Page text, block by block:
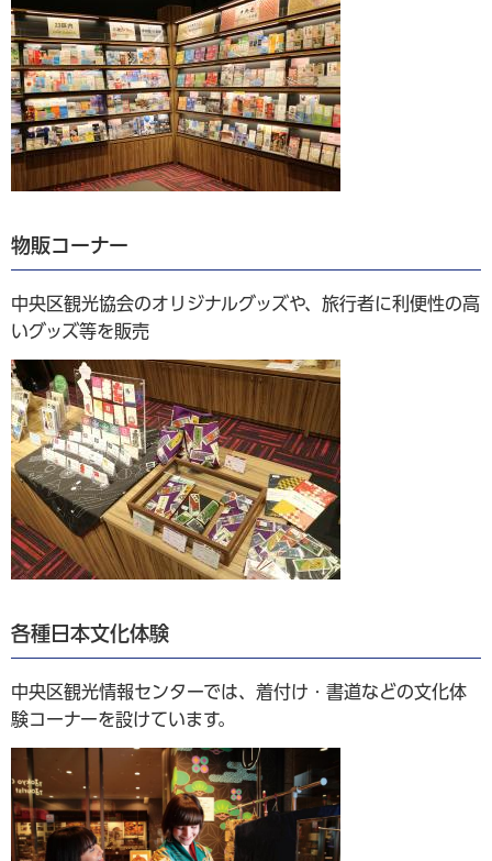
物販コーナー
中央区観光協会のオリジナルグッズや、旅行者に利便性の高
いグッズ等を販売
各種日本文化体験
中央区観光情報センターでは、着付け・書道などの文化体
験コーナーを設けています。